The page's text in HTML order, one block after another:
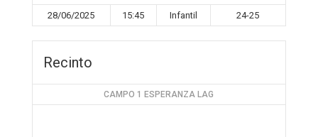
28/06/2025 15:45 Infantil 24-25
Recinto
CAMPO 1 ESPERANZA LAG